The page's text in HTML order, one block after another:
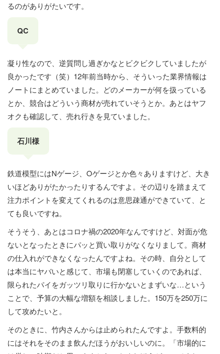
るのがありがたいです。
QC
凝り性なので、逆質問し過ぎかなとビクビクしていましたが
良かったです（笑）12年前当時から、そういった業界情報は
ノートにまとめていました。どのメーカーが何を扱っている
とか、競合はどういう商材が売れていそうとか。あとはヤフ
オクも確認して、売れ行きを見ていました。
石川様
鉄道模型にはNゲージ、Oゲージとか色々ありますけど、大き
いほどありがたかったりするんですよ。その辺りを踏まえて
注力ポイントを変えてくれるのは意思疎通ができていて、と
ても良いですね。
そうそう、あとはコロナ禍の2020年なんですけど、対面が危
ないとなったときにパッと買い取りがなくなりまして。商材
の仕入れができなくなったんですよね。その時、自分として
は本当にヤバいと感じて、市場も閉塞していくのであれば、
限られたパイをガッツリ取りに行かないとまずいな…という
ことで、予算の大幅な増額を相談しました。150万を250万に
して攻めたいと。
そのときに、竹内さんからは止められたんですよ。手数料的
にはそれをそのまま飲んだほうがおいしいのに。「市場的に